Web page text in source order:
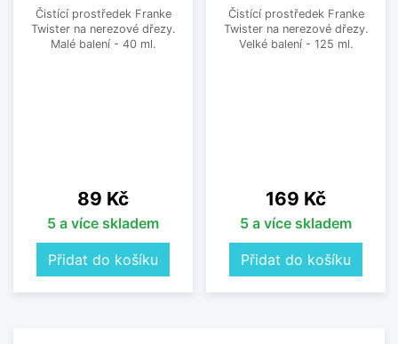
Čistící prostředek Franke
Twister na nerezové dřezy.
Malé balení - 40 ml.
Cena
89 Kč
5 a více skladem
Přidat do košíku
Čistící prostředek Franke
Twister na nerezové dřezy.
Velké balení - 125 ml.
Cena
169 Kč
5 a více skladem
Přidat do košíku